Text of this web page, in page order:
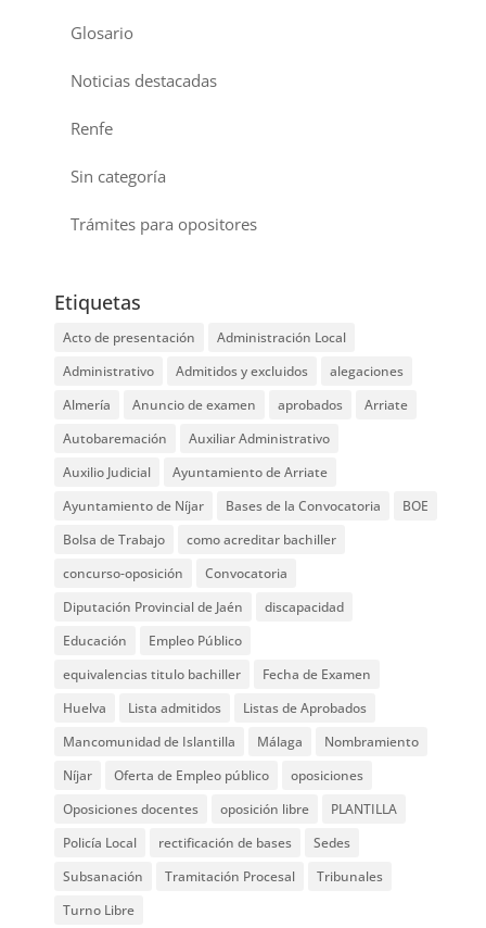
Glosario
Noticias destacadas
Renfe
Sin categoría
Trámites para opositores
Etiquetas
Acto de presentación
Administración Local
Administrativo
Admitidos y excluidos
alegaciones
Almería
Anuncio de examen aprobados
Arriate
Autobaremación
Auxiliar Administrativo
Auxilio Judicial
Ayuntamiento de Arriate
Ayuntamiento de Níjar
Bases de la Convocatoria
BOE
Bolsa de Trabajo
como acreditar bachiller
concurso-oposición
Convocatoria
Diputación Provincial de Jaén
discapacidad
Educación
Empleo Público
equivalencias titulo bachiller
Fecha de Examen
Huelva
Lista admitidos
Listas de Aprobados
Mancomunidad de Islantilla
Málaga
Nombramiento
Níjar
Oferta de Empleo público
oposiciones
Oposiciones docentes
oposición libre
PLANTILLA
Policía Local
rectificación de bases
Sedes
Subsanación
Tramitación Procesal
Tribunales
Turno Libre